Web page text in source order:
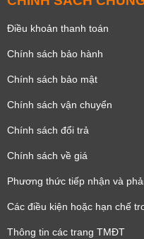
Điều khoản thanh toán
Chính sách bảo hành
Chính sách bảo mật
Chính sách vận chuyển
Chính sách đổi trả
Chính sách về giá
Phương thức tiếp nhận và
Các điều kiện hoặc hạn chế
Thông tin các trang TMĐT